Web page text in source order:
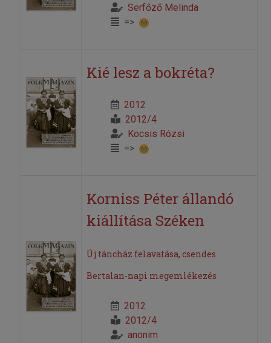
Serfőző Melinda
=>
Kié lesz a bokréta?
2012
2012/4
Kocsis Rózsi
=>
Korniss Péter állandó
kiállítása Széken
Új táncház felavatása, csendes
Bertalan-napi megemlékezés
2012
2012/4
anonim